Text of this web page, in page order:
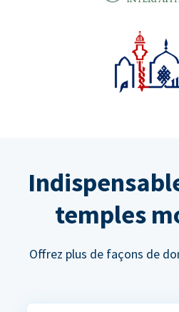
temples
Offrez plus de façons de